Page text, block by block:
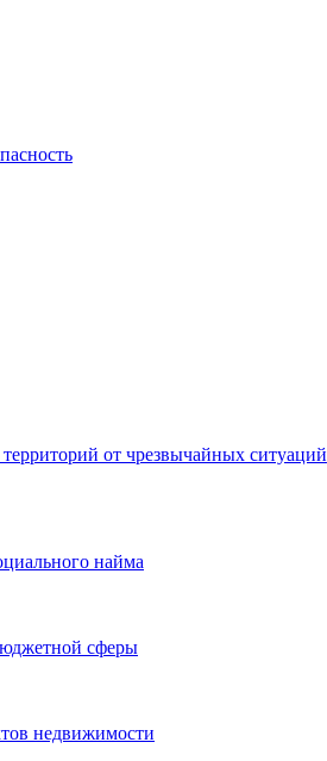
от чрезвычайных ситуаций
найма
сферы
недвижимости